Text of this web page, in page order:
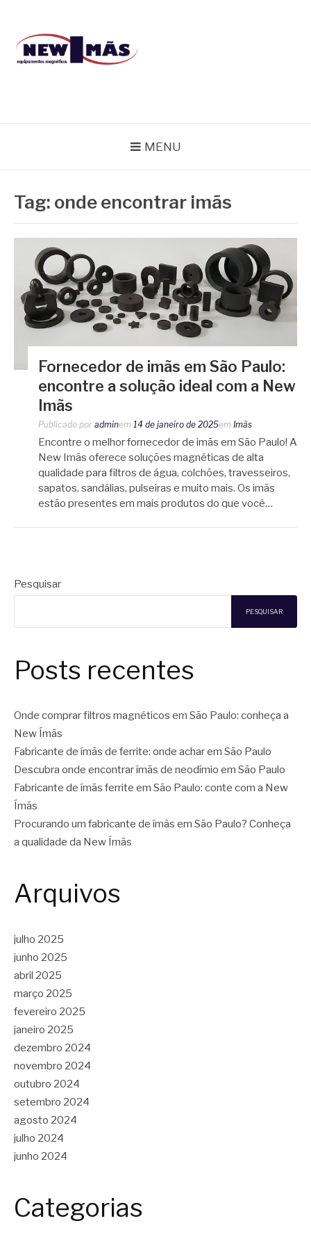
conteúdo
MENU
Tag: onde encontrar imãs
Fornecedor de imãs em São Paulo:
encontre a solução ideal com a New
Imãs
Publicado por adminem 14 de janeiro de 2025em Imãs
Encontre o melhor fornecedor de imãs em São Paulo! A
New Imãs oferece soluções magnéticas de alta
qualidade para filtros de água, colchões, travesseiros,
sapatos, sandálias, pulseiras e muito mais. Os imãs
estão presentes em mais produtos do que você…
Pesquisar
PESQUISAR
Posts recentes
Onde comprar filtros magnéticos em São Paulo: conheça a
New Ímãs
Fabricante de ímãs de ferrite: onde achar em São Paulo
Descubra onde encontrar ímãs de neodímio em São Paulo
Fabricante de ímãs ferrite em São Paulo: conte com a New
Ímãs
Procurando um fabricante de ímãs em São Paulo? Conheça
a qualidade da New Ímãs
Arquivos
julho 2025
junho 2025
abril 2025
março 2025
fevereiro 2025
janeiro 2025
dezembro 2024
novembro 2024
outubro 2024
setembro 2024
agosto 2024
julho 2024
junho 2024
Categorias